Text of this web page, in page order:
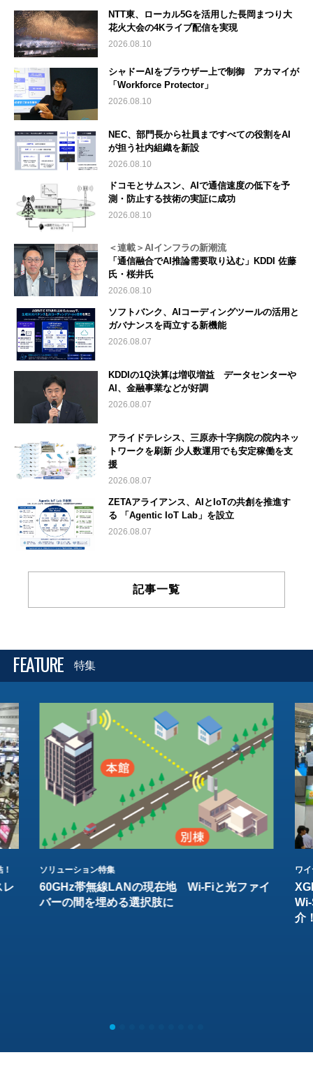
NTT東、ローカル5Gを活用した長岡まつり大
花火大会の4Kライブ配信を実現
2026.08.10
シャドーAIをブラウザー上で制御 アカマイが
「Workforce Protector」
2026.08.10
NEC、部門長から社員まですべての役割をAI
が担う社内組織を新設
2026.08.10
ドコモとサムスン、AIで通信速度の低下を予
測・防止する技術の実証に成功
2026.08.10
＜連載＞AIインフラの新潮流
「通信融合でAI推論需要取り込む」KDDI 佐藤
氏・桜井氏
2026.08.10
ソフトバンク、AIコーディングツールの活用と
ガバナンスを両立する新機能
2026.08.07
KDDIの1Q決算は増収増益 データセンターや
AI、金融事業などが好調
2026.08.07
アライドテレシス、三原赤十字病院の院内ネッ
トワークを刷新 少人数運用でも安定稼働を支
援
2026.08.07
ZETAアライアンス、AIとIoTの共創を推進す
る 「Agentic IoT Lab」を設立
2026.08.07
記事一覧
FEATURE 特集
レ
ソリューション特集
60GHz帯無線LANの現在地 Wi-Fiと光ファイ
バーの間を埋める選択肢に
ワ
介